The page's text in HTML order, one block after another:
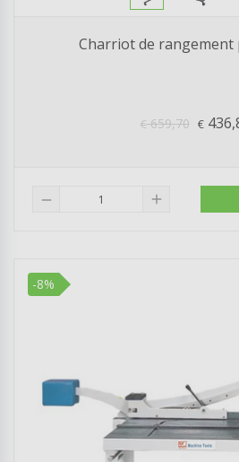
Charriot de rangement
€659,70 €
remove add
-8%